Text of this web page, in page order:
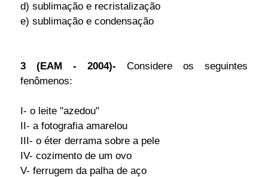
d) sublimação e recristalização
e) sublimação e condensação
3 (EAM - 2004)- Considere os seguintes
fenômenos:
I- o leite "azedou"
II- a fotografia amarelou
III- o éter derrama sobre a pele
IV- cozimento de um ovo
V- ferrugem da palha de aço